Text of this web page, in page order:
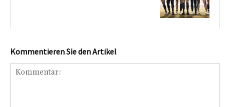
Kommentieren Sie den Artikel